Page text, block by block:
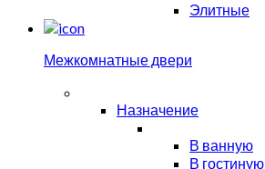
Элитные
Межкомнатные двери
Назначение
В ванную
В гостиную